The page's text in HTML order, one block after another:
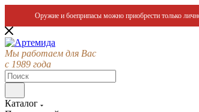
Оружие и боеприпасы можно приобрести только
Мы работаем для Вас
с 1989 года
Каталог